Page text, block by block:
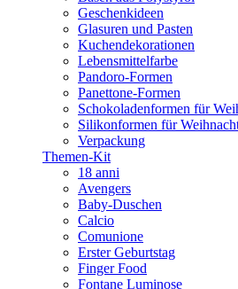
Geschenkideen
Glasuren und Pasten
Kuchendekorationen
Lebensmittelfarbe
Pandoro-Formen
Panettone-Formen
Schokoladenformen für
Silikonformen für
Verpackung
Themen-Kit
18 anni
Avengers
Baby-Duschen
Calcio
Comunione
Erster Geburtstag
Finger Food
Fontane Luminose